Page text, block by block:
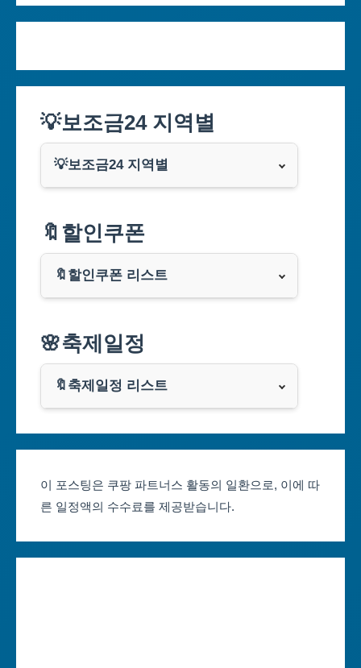
💡보조금24 지역별
💡보조금24 지역별
부산광역시
대구광역시
인천광역시
광주광역시
대전광역시
🔖할인쿠폰
🔖할인쿠폰 리스트
쿠팡
클룩
🌸축제일정
🔖축제일정 리스트
대구축제 일정
인천축제 일정
이 포스팅은 쿠팡 파트너스 활동의 일환으로, 이에 따
른 일정액의 수수료를 제공받습니다.